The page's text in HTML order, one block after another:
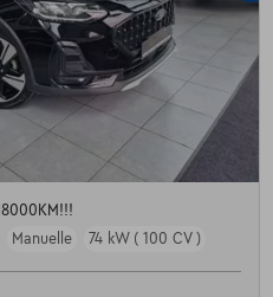
Manuelle 74 kW ( 100 CV )